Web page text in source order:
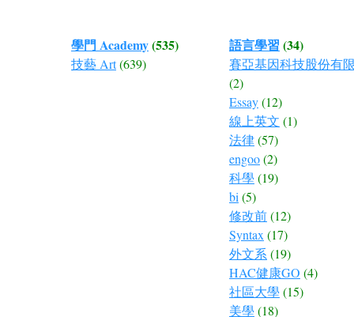
學門 Academy(535)
技藝 Art(639)
語言學習 (34)
賽亞基因科技股份有
(2)
Essay(12)
線上英文 (1)
法律(57)
engoo(2)
科學(19)
bi (5)
修改前(12)
Syntax (17)
外文系 (19)
HAC健康GO (4)
社區大學(15)
美學(18)